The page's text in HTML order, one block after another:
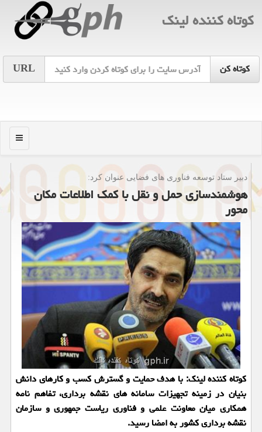
كوتاه كننده لینك
URL
منو
دبیر ستاد توسعه فناوری های فضایی عنوان كرد:
هوشمندسازی حمل و نقل با كمك اطلاعات مكان
محور
كوتاه كننده لینك: با هدف حمایت و گسترش كسب و كارهای دانش
بنیان در زمینه تجهیزات سامانه های نقشه برداری، تفاهم نامه
همكاری میان معاونت علمی و فناوری ریاست جمهوری و سازمان
نقشه برداری كشور به امضا رسید.